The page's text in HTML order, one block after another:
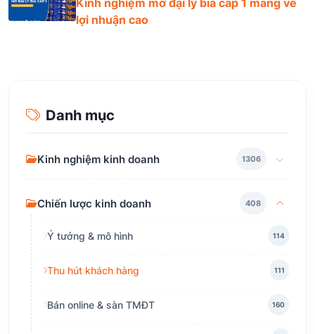
lợi nhuận cao
Danh mục
Kinh nghiệm kinh doanh 1306
Chiến lược kinh doanh 408
Ý tưởng & mô hình 114
Thu hút khách hàng 111
Bán online & sàn TMĐT 160